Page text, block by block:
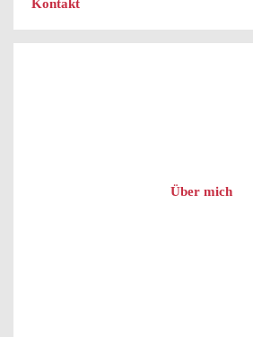
Kontakt
Über mich